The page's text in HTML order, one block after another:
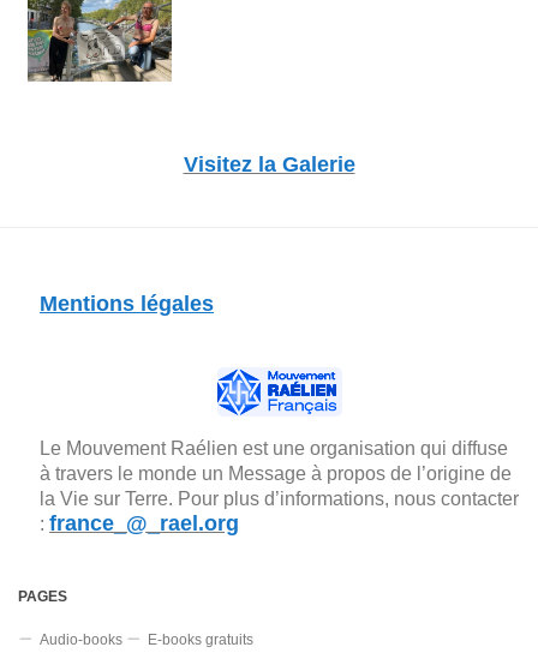
Visitez la Galerie
Mentions légales
Le Mouvement Raélien est une organisation qui diffuse
à travers le monde un Message à propos de l’origine de
la Vie sur Terre. Pour plus d’informations, nous contacter
: france_@_rael.org
PAGES
Audio-books E-books gratuits